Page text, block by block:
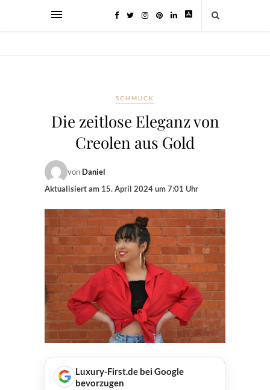
SCHMUCK
Die zeitlose Eleganz von
Creolen aus Gold
von Daniel
Aktualisiert am 15. April 2024 um 7:01 Uhr
Luxury-First.de bei Google
bevorzugen